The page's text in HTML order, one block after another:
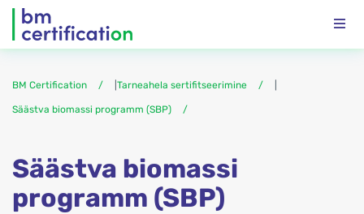
BM Certification Tarneahela sertifitseerimine
Säästva biomassi programm (SBP)
Säästva biomassi
programm (SBP)